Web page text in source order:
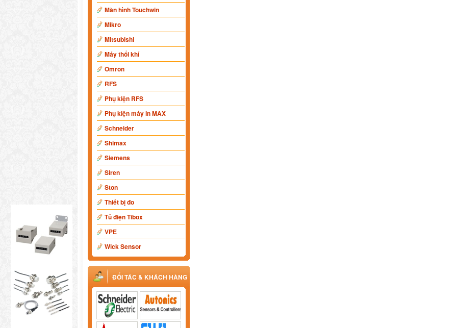
Màn hình Touchwin
Mikro
Mitsubishi
Máy thổi khí
Omron
RFS
Phụ kiện RFS
Phụ kiện máy in MAX
Schneider
Shimax
Siemens
Siren
Ston
Thiết bị đo
Tủ điện Tibox
VPE
Wick Sensor
ĐỐI TÁC & KHÁCH HÀNG